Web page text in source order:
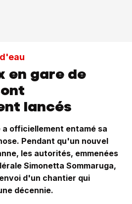
en gare de
lancés
a officiellement entamé sa
Pendant qu'un nouvel
les autorités, emmenées
Simonetta Sommaruga,
d'un chantier qui
décennie.